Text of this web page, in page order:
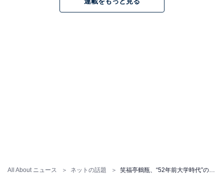
All About ニュース ネットの話題